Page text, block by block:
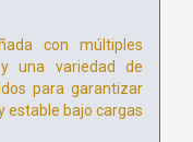
con múltiples
una variedad de
para garantizar
estable bajo cargas